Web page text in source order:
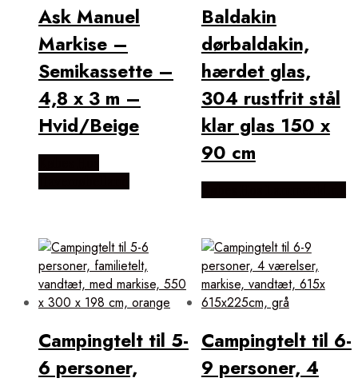
Ask Manuel
Markise –
Semikassette –
4,8 x 3 m –
Hvid/Beige
Baldakin
dørbaldakin,
hærdet glas,
304 rustfrit stål
klar glas 150 x
90 cm
Campingtelt til 5-
6 personer,
Campingtelt til 6-
9 personer, 4